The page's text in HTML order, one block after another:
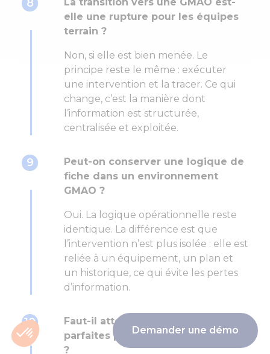
8
La transition vers une GMAO est-
elle une rupture pour les équipes
terrain ?
Non, si elle est bien menée. Le
principe reste le même : exécuter
une intervention et la tracer. Ce qui
change, c’est la manière dont
l’information est structurée,
centralisée et exploitée.
9
Peut-on conserver une logique de
fiche dans un environnement
GMAO ?
Oui. La logique opérationnelle reste
identique. La différence est que
l’intervention n’est plus isolée : elle est
reliée à un équipement, un plan et
un historique, ce qui évite les pertes
d’information.
10
Faut-il attendre d’avoir des fiches
parfaites pour passer à une GMAO
?
Demander une démo